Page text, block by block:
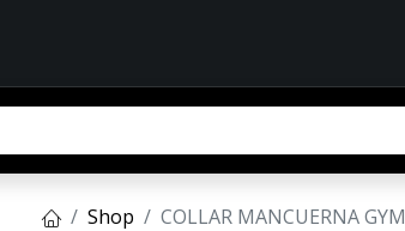
Shop COLLAR MANCUERNA GYM